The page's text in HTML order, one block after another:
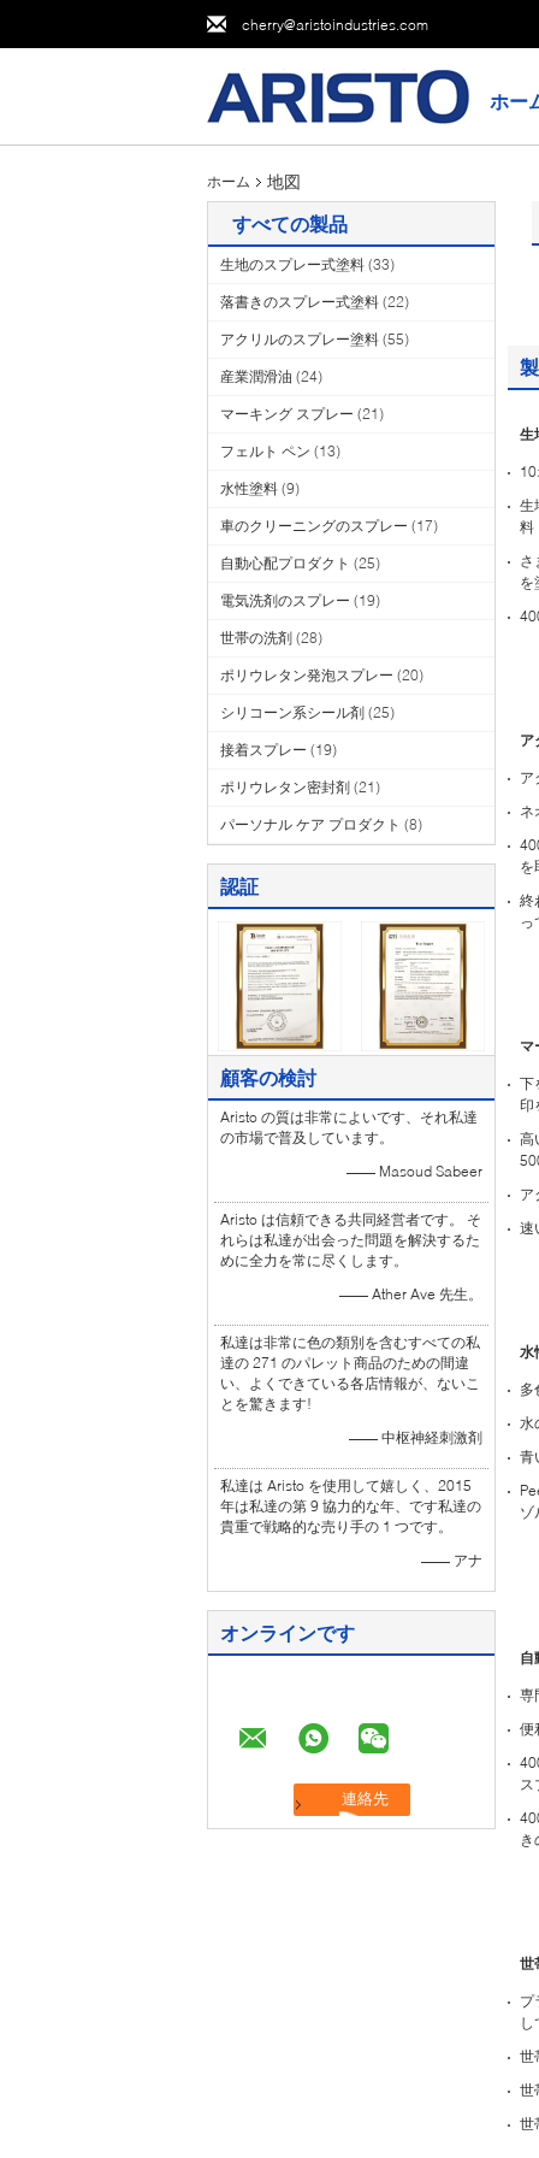
cherry@aristoindustries.com
ホー
ホーム 地図
すべての製品
生地のスプレー式塗料 (33)
落書きのスプレー式塗料 (22)
アクリルのスプレー塗料 (55)
産業潤滑油 (24)
マーキング スプレー (21)
フェルト ペン (13)
水性塗料 (9)
車のクリーニングのスプレー (17)
自動心配プロダクト (25)
電気洗剤のスプレー (19)
世帯の洗剤 (28)
ポリウレタン発泡スプレー (20)
シリコーン系シール剤 (25)
接着スプレー (19)
ポリウレタン密封剤 (21)
パーソナル ケア プロダクト (8)
認証
顧客の検討
Aristo の質は非常によいです、それ私達
の市場で普及しています。
—— Masoud Sabeer
Aristo は信頼できる共同経営者です。 そ
れらは私達が出会った問題を解決するた
めに全力を常に尽くします。
—— Ather Ave 先生。
私達は非常に色の類別を含むすべての私
達の 271 のパレット商品のための間違
い、よくできている各店情報が、ないこ
とを驚きます!
—— 中枢神経刺激剤
私達は Aristo を使用して嬉しく、2015
年は私達の第 9 協力的な年、です私達の
貴重で戦略的な売り手の 1 つです。
—— アナ
オンラインです
生
生
料
さ
を
ア
ア
ネ
を
終
っ
マ
下
印
高
ア
速
水
多
水
青
ゾ
自
専
便
ス
き
世
プ
し
世
世
世